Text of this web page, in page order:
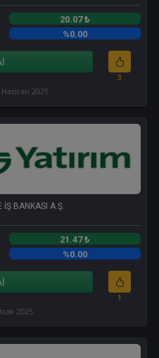
20.07 ₺
%0.00
3
2025
İŞ BANKASI A.Ş.
21.47 ₺
%0.00
1
2025